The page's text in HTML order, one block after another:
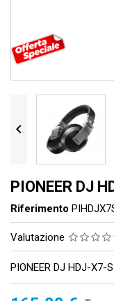

PIONEER DJ
Riferimento
Valutazione
PIONEER DJ HDJ-X7-